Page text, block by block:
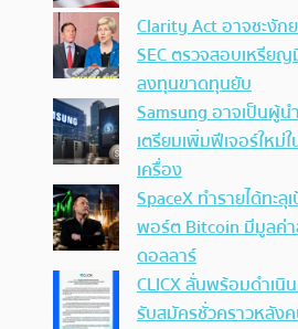
Clarity Act อาจชะงัก
SEC ตรวจสอบเหรีย
ลงทุนขาดทุนยับ
Samsung อาจเป็นผู้
เตรียมเพิ่มฟีเจอร์ใหม่
เครื่อง
SpaceX ทำรายได้ทะ
พอร์ต Bitcoin มีมูลค่
ดอลลาร์
CLICX ลั่นพร้อมดำเ
รับสมัครชั่วคราวหลัง